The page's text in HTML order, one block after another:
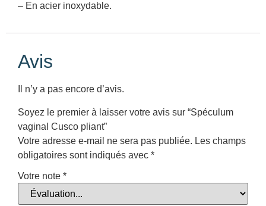
– En acier inoxydable.
Avis
Il n’y a pas encore d’avis.
Soyez le premier à laisser votre avis sur “Spéculum
vaginal Cusco pliant”
Votre adresse e-mail ne sera pas publiée. Les champs
obligatoires sont indiqués avec *
Votre note *